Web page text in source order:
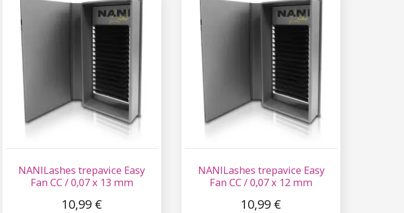
NANILashes trepavice Easy
Fan CC / 0,07 x 13 mm
10,99 €
NANILashes trepavice Easy
Fan CC / 0,07 x 12 mm
10,99 €